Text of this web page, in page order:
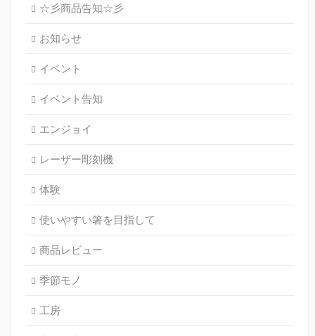
☆彡商品告知☆彡
お知らせ
イベント
イベント告知
エンジョイ
レーザー彫刻機
体験
使いやすい箸を目指して
商品レビュー
季節モノ
工房